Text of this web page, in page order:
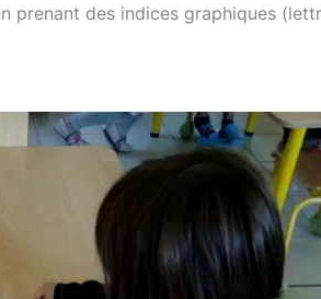
prenant des indices graphiques